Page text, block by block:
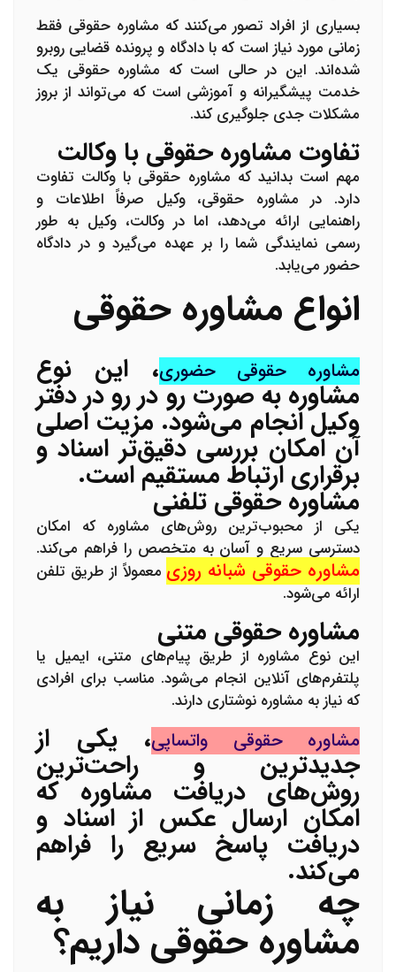
بسیاری از افراد تصور می‌کنند که مشاوره حقوقی فقط
زمانی مورد نیاز است که با دادگاه و پرونده قضایی روبرو
شده‌اند. این در حالی است که مشاوره حقوقی یک
خدمت پیشگیرانه و آموزشی است که می‌تواند از بروز
مشکلات جدی جلوگیری کند.
تفاوت مشاوره حقوقی با وکالت
مهم است بدانید که مشاوره حقوقی با وکالت تفاوت
دارد. در مشاوره حقوقی، وکیل صرفاً اطلاعات و
راهنمایی ارائه می‌دهد، اما در وکالت، وکیل به طور
رسمی نمایندگی شما را بر عهده می‌گیرد و در دادگاه
حضور می‌یابد.
انواع مشاوره حقوقی
مشاوره حقوقی حضوری، این نوع
مشاوره به صورت رو در رو در دفتر
وکیل انجام می‌شود. مزیت اصلی
آن امکان بررسی دقیق‌تر اسناد و
برقراری ارتباط مستقیم است.
مشاوره حقوقی تلفنی
یکی از محبوب‌ترین روش‌های مشاوره که امکان
دسترسی سریع و آسان به متخصص را فراهم می‌کند.
مشاوره حقوقی شبانه روزی معمولاً از طریق تلفن
ارائه می‌شود.
مشاوره حقوقی متنی
این نوع مشاوره از طریق پیام‌های متنی، ایمیل یا
پلتفرم‌های آنلاین انجام می‌شود. مناسب برای افرادی
که نیاز به مشاوره نوشتاری دارند.
مشاوره حقوقی واتساپی، یکی از
جدیدترین و راحت‌ترین
روش‌های دریافت مشاوره که
امکان ارسال عکس از اسناد و
دریافت پاسخ سریع را فراهم
می‌کند.
چه زمانی نیاز به
مشاوره حقوقی داریم؟